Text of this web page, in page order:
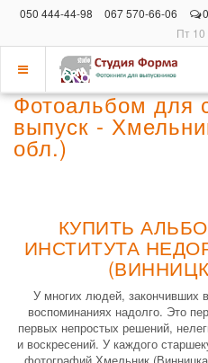
050 444-44-98 067 570-66-06
Пт 10
Показать
меню
Фотоальбом для
выпуск -
обл.)
КУПИТЬ
ИНСТИТУТА
У многих людей, закончивших
воспоминаниях надолго. Это
первых непростых решений,
и воскресений. У каждого